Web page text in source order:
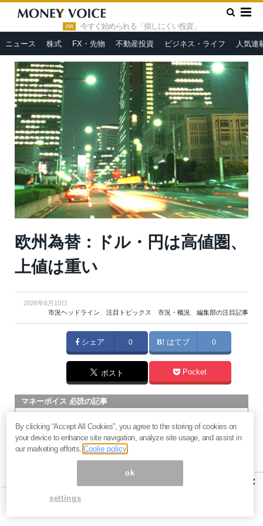
PR 今すぐ始められる「損しにくい投資」
ニュース 株式 FX・先物 不動産投資 ビジネス・ライフ 人気連
HOME » 市況ヘッドライン
欧州為替：ドル・円は高値圏、上
欧州為替：ドル・円は高値圏、
上値は重い
2026年6月10日
市況ヘッドライン、 注目トピックス 市況・概況、 編集部の注目記事
シェア 0 はてブ 0
ポスト Pocket
マネーボイス 必読の記事
将来性とリスク
過去最高益「サンリオ」は買いか？決算で見えた“強い事
業”と“脆い統治”の同居
村田製作所なぜ株価3.8倍急騰？AIデータセンター需要の期待
社
×
By clicking “Accept All Cookies”, you agree to the storing of cookies on
your device to enhance site navigation, analyze site usage, and assist in
our marketing efforts.Coolie policy
ok
settings